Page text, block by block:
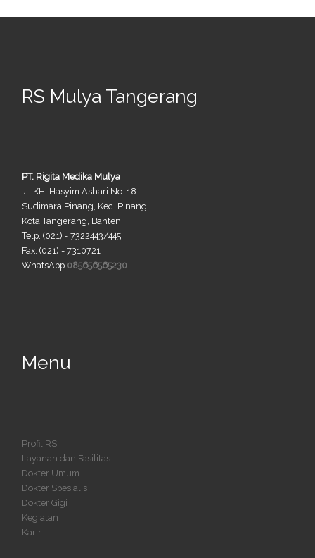
RS Mulya Tangerang
PT. Rigita Medika Mulya
Jl. KH. Hasyim Ashari No. 18
Sudimara Pinang, Kec. Pinang
Kota Tangerang, Banten
Telp. (021) - 7322443/445
Fax. (021) - 7310721
WhatsApp 085656565230
Menu
Profil RS
Layanan dan Fasilitas
Dokter Umum
Dokter Spesialis
Dokter Gigi
Kegiatan
Karir